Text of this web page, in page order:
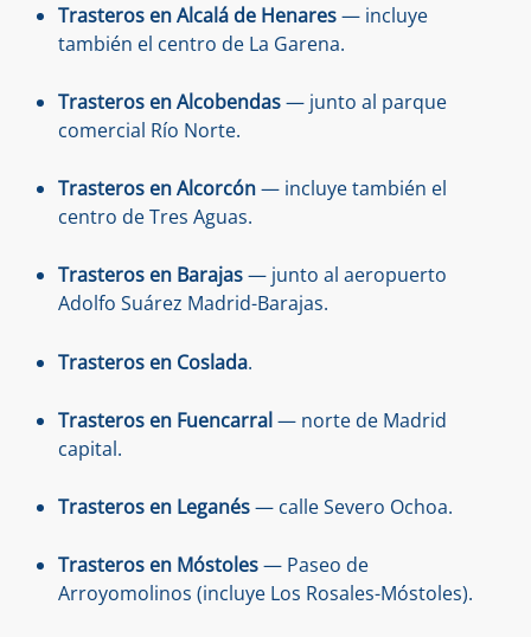
Trasteros en Alcalá de Henares— incluye
también el centro de La Garena.
Trasteros en Alcobendas— junto al parque
comercial Río Norte.
Trasteros en Alcorcón— incluye también el
centro de Tres Aguas.
Trasteros en Barajas— junto al aeropuerto
Adolfo Suárez Madrid-Barajas.
Trasteros en Coslada.
Trasteros en Fuencarral— norte de Madrid
capital.
Trasteros en Leganés— calle Severo Ochoa.
Trasteros en Móstoles— Paseo de
Arroyomolinos (incluye Los Rosales-Móstoles).